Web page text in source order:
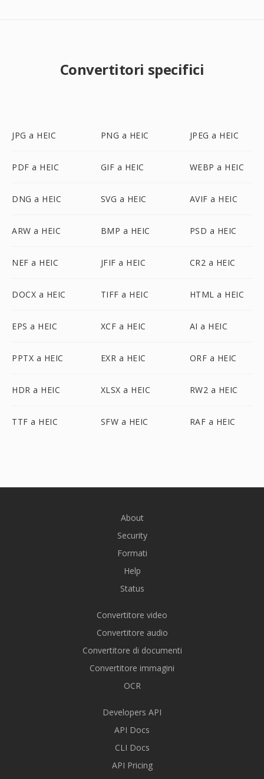
Convertitori specifici
JPG a HEIC PNG a HEIC JPEG a HEIC
PDF a HEIC GIF a HEIC WEBP a HEIC
DNG a HEIC SVG a HEIC AVIF a HEIC
ARW a HEIC BMP a HEIC PSD a HEIC
NEF a HEIC JFIF a HEIC CR2 a HEIC
DOCX a HEIC TIFF a HEIC HTML a HEIC
EPS a HEIC XCF a HEIC AI a HEIC
PPTX a HEIC EXR a HEIC ORF a HEIC
HDR a HEIC XLSX a HEIC RW2 a HEIC
TTF a HEIC SFW a HEIC RAF a HEIC
About
Security
Formati
Help
Status
Convertitore video
Convertitore audio
Convertitore di documenti
Convertitore immagini
OCR
Developers API
API Docs
CLI Docs
API Pricing